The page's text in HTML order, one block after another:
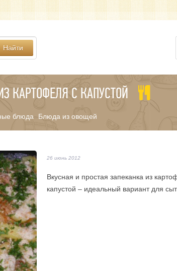
Найти
КАРТОФЕЛЯ С КАПУСТОЙ
блюда/ Блюда из овощей
26 июнь 2012
Вкусная и простая запеканка из
капустой – идеальный вариант для